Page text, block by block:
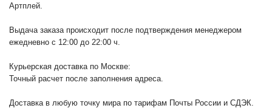
Артплей.
Выдача заказа происходит после подтверждения менеджером
ежедневно с 12:00 до 22:00 ч.
Курьерская доставка по Москве:
Точный расчет после заполнения адреса.
Доставка в любую точку мира по тарифам Почты России и СДЭК.